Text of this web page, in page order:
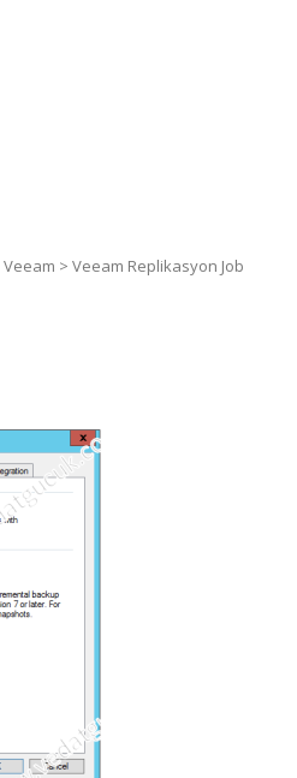
Veeam > Veeam Replikasyon Job